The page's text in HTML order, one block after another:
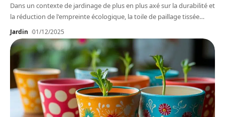
Dans un contexte de jardinage de plus en plus axé sur la durabilité et
la réduction de l'empreinte écologique, la toile de paillage tissée…
Jardin 01/12/2025